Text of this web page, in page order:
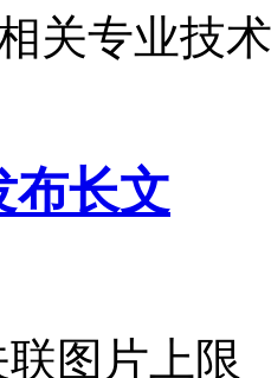
关专业技
布长文
图片上限